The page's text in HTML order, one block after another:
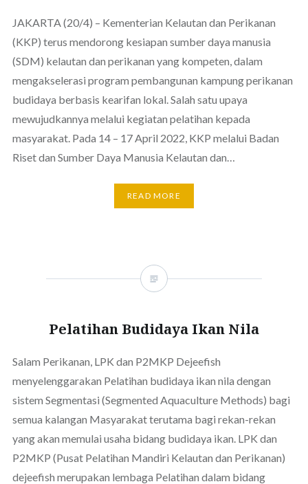
JAKARTA (20/4) – Kementerian Kelautan dan Perikanan
(KKP) terus mendorong kesiapan sumber daya manusia
(SDM) kelautan dan perikanan yang kompeten, dalam
mengakselerasi program pembangunan kampung perikanan
budidaya berbasis kearifan lokal. Salah satu upaya
mewujudkannya melalui kegiatan pelatihan kepada
masyarakat. Pada 14 – 17 April 2022, KKP melalui Badan
Riset dan Sumber Daya Manusia Kelautan dan…
READ MORE
Pelatihan Budidaya Ikan Nila
Salam Perikanan, LPK dan P2MKP Dejeefish
menyelenggarakan Pelatihan budidaya ikan nila dengan
sistem Segmentasi (Segmented Aquaculture Methods) bagi
semua kalangan Masyarakat terutama bagi rekan-rekan
yang akan memulai usaha bidang budidaya ikan. LPK dan
P2MKP (Pusat Pelatihan Mandiri Kelautan dan Perikanan)
dejeefish merupakan lembaga Pelatihan dalam bidang